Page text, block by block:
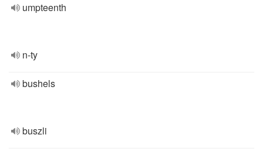
umpteenth
n-ty
bushels
buszli